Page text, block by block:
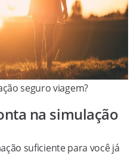
seguro viagem?
na simulação
suficiente para você já